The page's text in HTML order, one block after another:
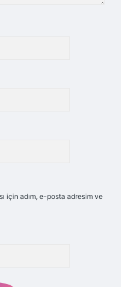
için adım, e-posta adresim ve